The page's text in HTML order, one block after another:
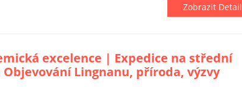
Zobrazit Detail
excelence | Expedice na střední
Objevování Lingnanu, příroda, výzvy